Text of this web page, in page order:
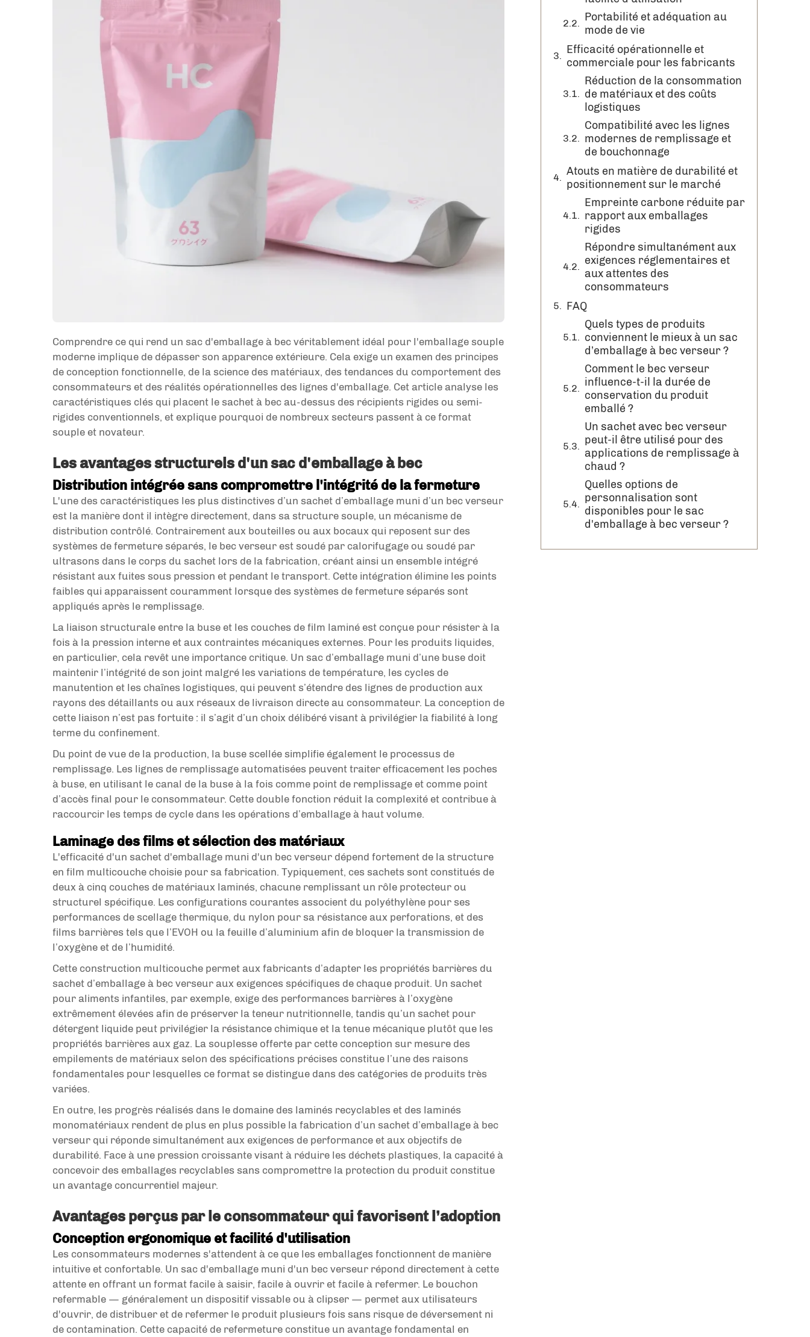
Comprendre ce qui rend un sac d'emballage à bec véritablement idéal pour l'emballage souple
moderne implique de dépasser son apparence extérieure. Cela exige un examen des principes
de conception fonctionnelle, de la science des matériaux, des tendances du comportement des
consommateurs et des réalités opérationnelles des lignes d'emballage. Cet article analyse les
caractéristiques clés qui placent le sachet à bec au-dessus des récipients rigides ou semi-
rigides conventionnels, et explique pourquoi de nombreux secteurs passent à ce format
souple et novateur.
Les avantages structurels d'un sac d'emballage à bec
Distribution intégrée sans compromettre l'intégrité de la fermeture
L'une des caractéristiques les plus distinctives d’un sachet d’emballage muni d’un bec verseur
est la manière dont il intègre directement, dans sa structure souple, un mécanisme de
distribution contrôlé. Contrairement aux bouteilles ou aux bocaux qui reposent sur des
systèmes de fermeture séparés, le bec verseur est soudé par calorifugage ou soudé par
ultrasons dans le corps du sachet lors de la fabrication, créant ainsi un ensemble intégré
résistant aux fuites sous pression et pendant le transport. Cette intégration élimine les points
faibles qui apparaissent couramment lorsque des systèmes de fermeture séparés sont
appliqués après le remplissage.
La liaison structurale entre la buse et les couches de film laminé est conçue pour résister à la
fois à la pression interne et aux contraintes mécaniques externes. Pour les produits liquides,
en particulier, cela revêt une importance critique. Un sac d’emballage muni d’une buse doit
maintenir l’intégrité de son joint malgré les variations de température, les cycles de
manutention et les chaînes logistiques, qui peuvent s’étendre des lignes de production aux
rayons des détaillants ou aux réseaux de livraison directe au consommateur. La conception de
cette liaison n’est pas fortuite : il s’agit d’un choix délibéré visant à privilégier la fiabilité à long
terme du confinement.
Du point de vue de la production, la buse scellée simplifie également le processus de
remplissage. Les lignes de remplissage automatisées peuvent traiter efficacement les poches
à buse, en utilisant le canal de la buse à la fois comme point de remplissage et comme point
d’accès final pour le consommateur. Cette double fonction réduit la complexité et contribue à
raccourcir les temps de cycle dans les opérations d’emballage à haut volume.
Laminage des films et sélection des matériaux
L'efficacité d'un sachet d'emballage muni d'un bec verseur dépend fortement de la structure
en film multicouche choisie pour sa fabrication. Typiquement, ces sachets sont constitués de
deux à cinq couches de matériaux laminés, chacune remplissant un rôle protecteur ou
structurel spécifique. Les configurations courantes associent du polyéthylène pour ses
performances de scellage thermique, du nylon pour sa résistance aux perforations, et des
films barrières tels que l’EVOH ou la feuille d’aluminium afin de bloquer la transmission de
l’oxygène et de l’humidité.
Cette construction multicouche permet aux fabricants d’adapter les propriétés barrières du
sachet d’emballage à bec verseur aux exigences spécifiques de chaque produit. Un sachet
pour aliments infantiles, par exemple, exige des performances barrières à l’oxygène
extrêmement élevées afin de préserver la teneur nutritionnelle, tandis qu’un sachet pour
détergent liquide peut privilégier la résistance chimique et la tenue mécanique plutôt que les
propriétés barrières aux gaz. La souplesse offerte par cette conception sur mesure des
empilements de matériaux selon des spécifications précises constitue l’une des raisons
fondamentales pour lesquelles ce format se distingue dans des catégories de produits très
variées.
En outre, les progrès réalisés dans le domaine des laminés recyclables et des laminés
monomatériaux rendent de plus en plus possible la fabrication d’un sachet d’emballage à bec
verseur qui réponde simultanément aux exigences de performance et aux objectifs de
durabilité. Face à une pression croissante visant à réduire les déchets plastiques, la capacité à
concevoir des emballages recyclables sans compromettre la protection du produit constitue
un avantage concurrentiel majeur.
Avantages perçus par le consommateur qui favorisent l’adoption
Conception ergonomique et facilité d'utilisation
Les consommateurs modernes s'attendent à ce que les emballages fonctionnent de manière
intuitive et confortable. Un sac d'emballage muni d'un bec verseur répond directement à cette
attente en offrant un format facile à saisir, facile à ouvrir et facile à refermer. Le bouchon
refermable — généralement un dispositif vissable ou à clipser — permet aux utilisateurs
d'ouvrir, de distribuer et de refermer le produit plusieurs fois sans risque de déversement ni
de contamination. Cette capacité de refermeture constitue un avantage fondamental en
Portabilité et adéquation au
mode de vie
Efficacité opérationnelle et
commerciale pour les fabricants
Réduction de la consommation
de matériaux et des coûts
logistiques
Compatibilité avec les lignes
modernes de remplissage et
de bouchonnage
Atouts en matière de durabilité et
positionnement sur le marché
Empreinte carbone réduite par
rapport aux emballages
rigides
Répondre simultanément aux
exigences réglementaires et
aux attentes des
consommateurs
FAQ
Quels types de produits
conviennent le mieux à un sac
d’emballage à bec verseur ?
Comment le bec verseur
influence-t-il la durée de
conservation du produit
emballé ?
Un sachet avec bec verseur
peut-il être utilisé pour des
applications de remplissage à
chaud ?
Quelles options de
personnalisation sont
disponibles pour le sac
d'emballage à bec verseur ?